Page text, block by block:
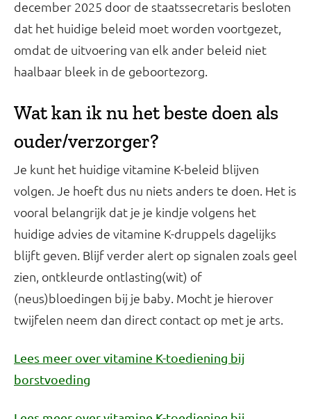
december 2025 door de staatssecretaris besloten
dat het huidige beleid moet worden voortgezet,
omdat de uitvoering van elk ander beleid niet
haalbaar bleek in de geboortezorg.
Wat kan ik nu het beste doen als
ouder/verzorger?
Je kunt het huidige vitamine K-beleid blijven
volgen. Je hoeft dus nu niets anders te doen. Het is
vooral belangrijk dat je je kindje volgens het
huidige advies de vitamine K-druppels dagelijks
blijft geven. Blijf verder alert op signalen zoals geel
zien, ontkleurde ontlasting(wit) of
(neus)bloedingen bij je baby. Mocht je hierover
twijfelen neem dan direct contact op met je arts.
Lees meer over vitamine K-toediening bij
borstvoeding